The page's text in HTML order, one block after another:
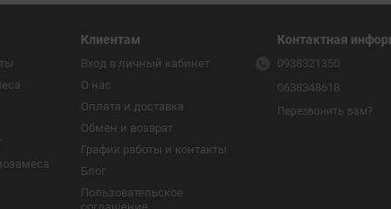
Клиентам
Вход в личный кабинет
О нас
Оплата и доставка
Обмен и возврат
График работы и контакты
Блог
Пользовательское
Контактная
0938321350
0638348618
Перезвонить вам?